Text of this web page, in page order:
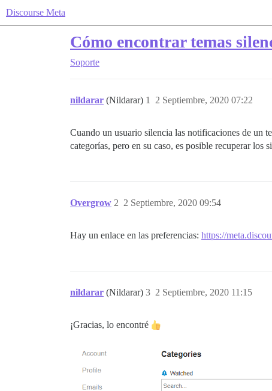
Discourse Meta
Cómo encontrar temas
Soporte
nildarar (Nildarar) 2 Septiembre, 2020 07:22
1
Cuando un usuario silencia las notificaciones de un
categorías, pero en su caso, es posible recuperar
Overgrow 2 Septiembre, 2020 09:54
2
Hay un enlace en las preferencias: https://
nildarar (Nildarar) 2 Septiembre, 2020 11:15
3
¡Gracias, lo encontré